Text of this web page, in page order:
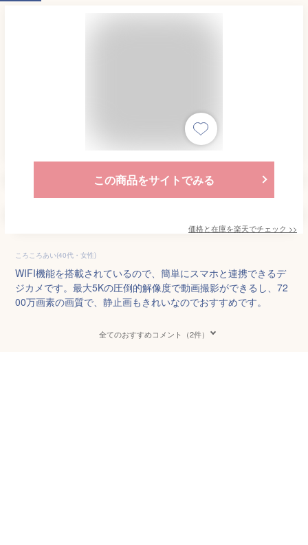
この商品をサイトでみる
価格と在庫を楽天でチェック >>
ころころあい(40代・女性)
WIFI機能を搭載されているので、簡単にスマホと連携できるデ
ジカメです。最大5Kの圧倒的解像度で動画撮影ができるし、72
00万画素の画質で、静止画もきれいなのでおすすめです。
全てのおすすめコメント（2件）